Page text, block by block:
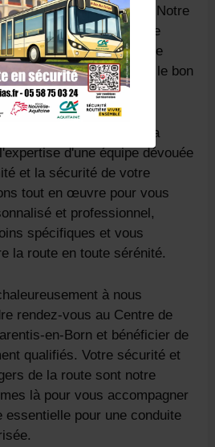
de contrôle technique. Notre
sécurité routière et notre
vous garantissent une
pour assurer le bon
véhicule.
vous optez pour la
d'une équipe dévouée
et la sécurité de votre
tout en œuvre pour vous
et professionnel,
spécifiques et vous
la route en toute sérénité.
à nous
rendez-vous au Centre de
en-Born et bénéficier de
qualifiés. Votre sécurité et
de la route sont notre
là pour vous accompagner
essentielle pour une conduite